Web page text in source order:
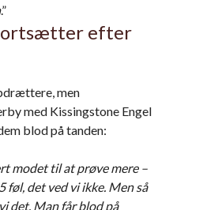
.”
efter
men
med Kissingstone Engel
blod på tanden:
modet til at prøve mere –
føl, det ved vi ikke. Men så
det. Man får blod på